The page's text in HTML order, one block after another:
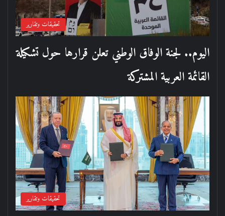
تحقيقات وتقارير
اليوم.. لجنة الوفاق الوطني تعلن قرارها حول تشكيلة
القائمة العربية المشتركة
تحقيقات وتقارير